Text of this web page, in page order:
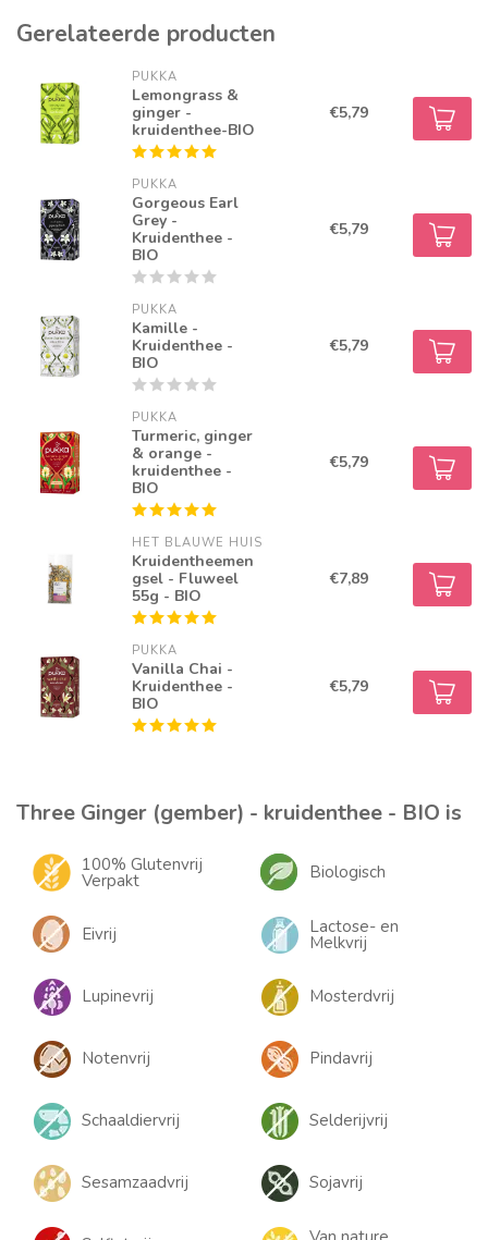
Gerelateerde producten
PUKKA
Lemongrass &
ginger -
kruidenthee-BIO
€5,79
PUKKA
Gorgeous Earl
Grey -
Kruidenthee -
BIO
€5,79
PUKKA
Kamille -
Kruidenthee -
BIO
€5,79
PUKKA
Turmeric, ginger
& orange -
kruidenthee -
BIO
€5,79
HET BLAUWE HUIS
Kruidentheemen
gsel - Fluweel
55g - BIO
€7,89
PUKKA
Vanilla Chai -
Kruidenthee -
BIO
€5,79
Three Ginger (gember) - kruidenthee - BIO is
100% Glutenvrij
Verpakt Biologisch
Eivrij Lactose- en
Melkvrij
Lupinevrij Mosterdvrij
Notenvrij Pindavrij
Schaaldiervrij Selderijvrij
Sesamzaadvrij Sojavrij